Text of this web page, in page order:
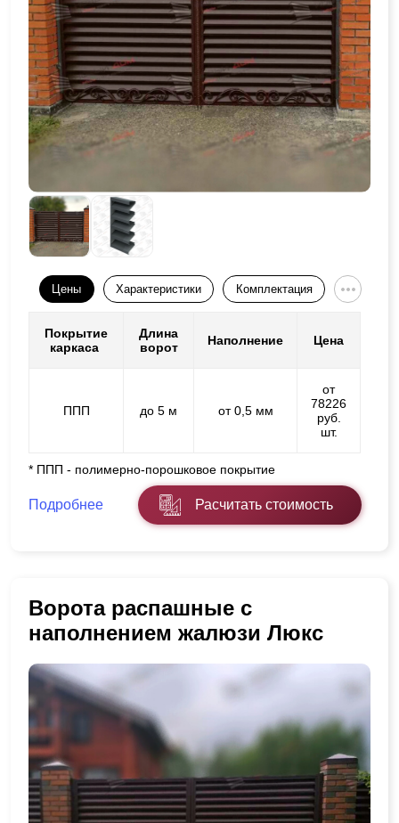
Цены Характеристики Комплектация
Покрытие
каркаса
Длина
ворот
Наполнение Цена
ППП до 5 м от 0,5 мм
от
78226
руб.
шт.
* ППП - полимерно-порошковое покрытие
Подробнее Расчитать стоимость
Ворота распашные с
наполнением жалюзи Люкс